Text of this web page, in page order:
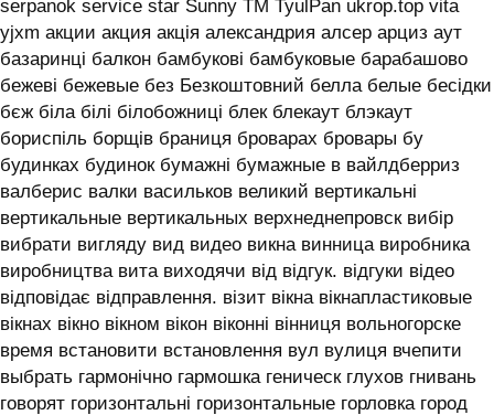
serpanok service star Sunny TM TyulPan ukrop.top vita
yjxm акции акция акція александрия алсер арциз аут
базаринці балкон бамбукові бамбуковые барабашово
бежеві бежевые без Безкоштовний белла белые бесідки
бєж біла білі білобожниці блек блекаут блэкаут
бориспіль борщів браниця броварах бровары бу
будинках будинок бумажні бумажные в вайлдберриз
валберис валки васильков великий вертикальні
вертикальные вертикальных верхнеднепровск вибір
вибрати вигляду вид видео викна винница виробника
виробництва вита виходячи від відгук. відгуки відео
відповідає відправлення. візит вікна вікнапластиковые
вікнах вікно вікном вікон віконні вінниця вольногорске
время встановити встановлення вул вулиця вчепити
выбрать гармонічно гармошка геническ глухов гнивань
говорят горизонтальні горизонтальные горловка город